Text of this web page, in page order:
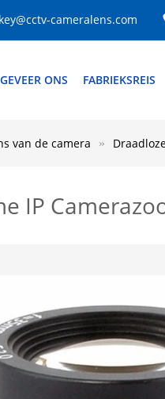
cameralens.com
ONS FABRIEKSREIS
van de camera
IP